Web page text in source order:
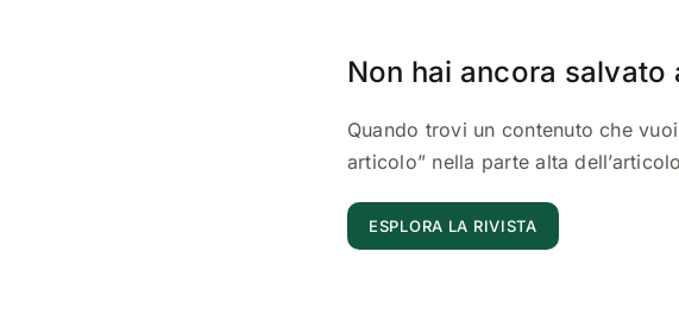
Non hai ancora salvato
Quando trovi un contenuto che
articolo” nella parte alta
ESPLORA LA RIVISTA